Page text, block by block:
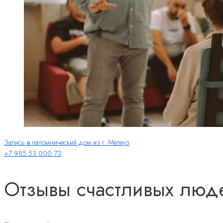
Запись в паломнический дом из г. Мелеуз
+7 985 53 000 73
Отзывы счастливых